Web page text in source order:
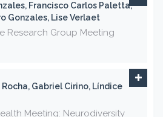
Francisco Carlos Paletta,
Gonzales, Lise Verlaet
Research Group Meeting
Rocha, Gabriel Cirino, Líndice
Meeting: Neurodiversity